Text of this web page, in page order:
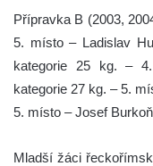
Přípravka B (2003,
5. místo – Ladislav
kategorie 25 kg. –
kategorie 27 kg. – 5.
5. místo – Josef Burkoň
Mladší žáci